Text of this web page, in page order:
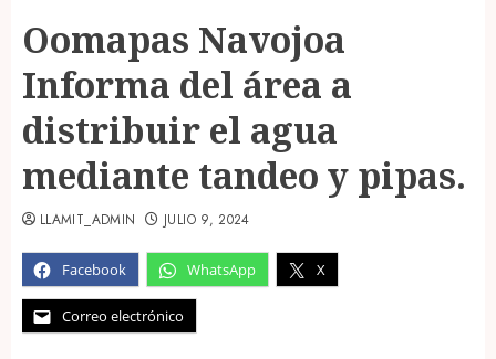
Oomapas Navojoa
Informa del área a
distribuir el agua
mediante tandeo y pipas.
Facebook WhatsApp X
Correo electrónico
LLAMIT_ADMIN JULIO 9, 2024